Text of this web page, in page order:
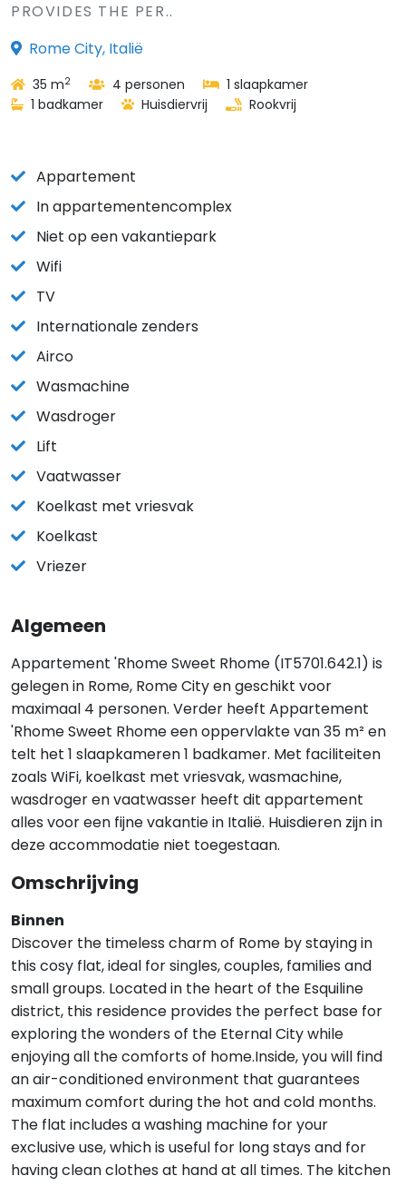
PROVIDES THE PER..
Rome City, Italië
35 m2 4 personen
1 slaapkamer
1 badkamer
Huisdiervrij Rookvrij
Appartement
In appartementencomplex
Niet op een vakantiepark
Wifi
TV
Internationale zenders
Airco
Wasmachine
Wasdroger
Lift
Vaatwasser
Koelkast met vriesvak
Koelkast
Vriezer
Algemeen
Appartement 'Rhome Sweet Rhome (IT5701.642.1) is
gelegen in Rome, Rome City en geschikt voor
maximaal 4 personen. Verder heeft Appartement
'Rhome Sweet Rhome een oppervlakte van 35 m² en
telt het 1 slaapkameren 1 badkamer. Met faciliteiten
zoals WiFi, koelkast met vriesvak, wasmachine,
wasdroger en vaatwasser heeft dit appartement
alles voor een fijne vakantie in Italië. Huisdieren zijn in
deze accommodatie niet toegestaan.
Omschrijving
Binnen
Discover the timeless charm of Rome by staying in
this cosy flat, ideal for singles, couples, families and
small groups. Located in the heart of the Esquiline
district, this residence provides the perfect base for
exploring the wonders of the Eternal City while
enjoying all the comforts of home.Inside, you will find
an air-conditioned environment that guarantees
maximum comfort during the hot and cold months.
The flat includes a washing machine for your
exclusive use, which is useful for long stays and for
having clean clothes at hand at all times. The kitchen